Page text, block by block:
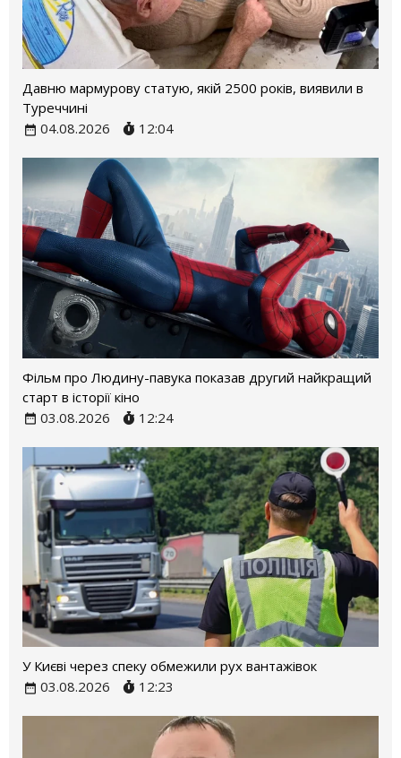
Давню мармурову статую, якій 2500 років, виявили в
Туреччині
04.08.2026
12:04
Фільм про Людину-павука показав другий найкращий
старт в історії кіно
03.08.2026
12:24
У Києві через спеку обмежили рух вантажівок
03.08.2026
12:23